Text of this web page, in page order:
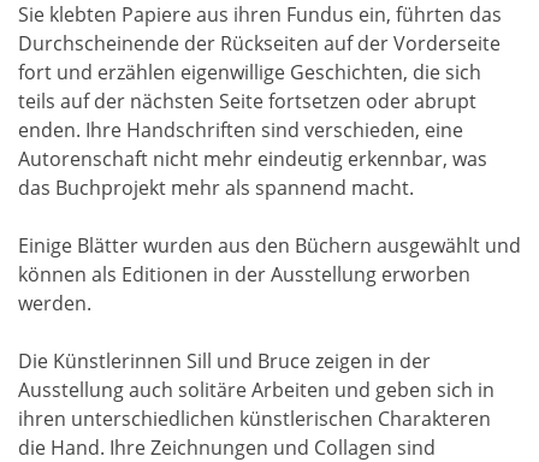
Sie klebten Papiere aus ihren Fundus ein, führten das
Durchscheinende der Rückseiten auf der Vorderseite
fort und erzählen eigenwillige Geschichten, die sich
teils auf der nächsten Seite fortsetzen oder abrupt
enden. Ihre Handschriften sind verschieden, eine
Autorenschaft nicht mehr eindeutig erkennbar, was
das Buchprojekt mehr als spannend macht.
Einige Blätter wurden aus den Büchern ausgewählt und
können als Editionen in der Ausstellung erworben
werden.
Die Künstlerinnen Sill und Bruce zeigen in der
Ausstellung auch solitäre Arbeiten und geben sich in
ihren unterschiedlichen künstlerischen Charakteren
die Hand. Ihre Zeichnungen und Collagen sind